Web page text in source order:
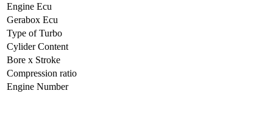
Engine Ecu
Gerabox Ecu
Type of Turbo
Cylider Content
Bore x Stroke
Compression ratio
Engine Number